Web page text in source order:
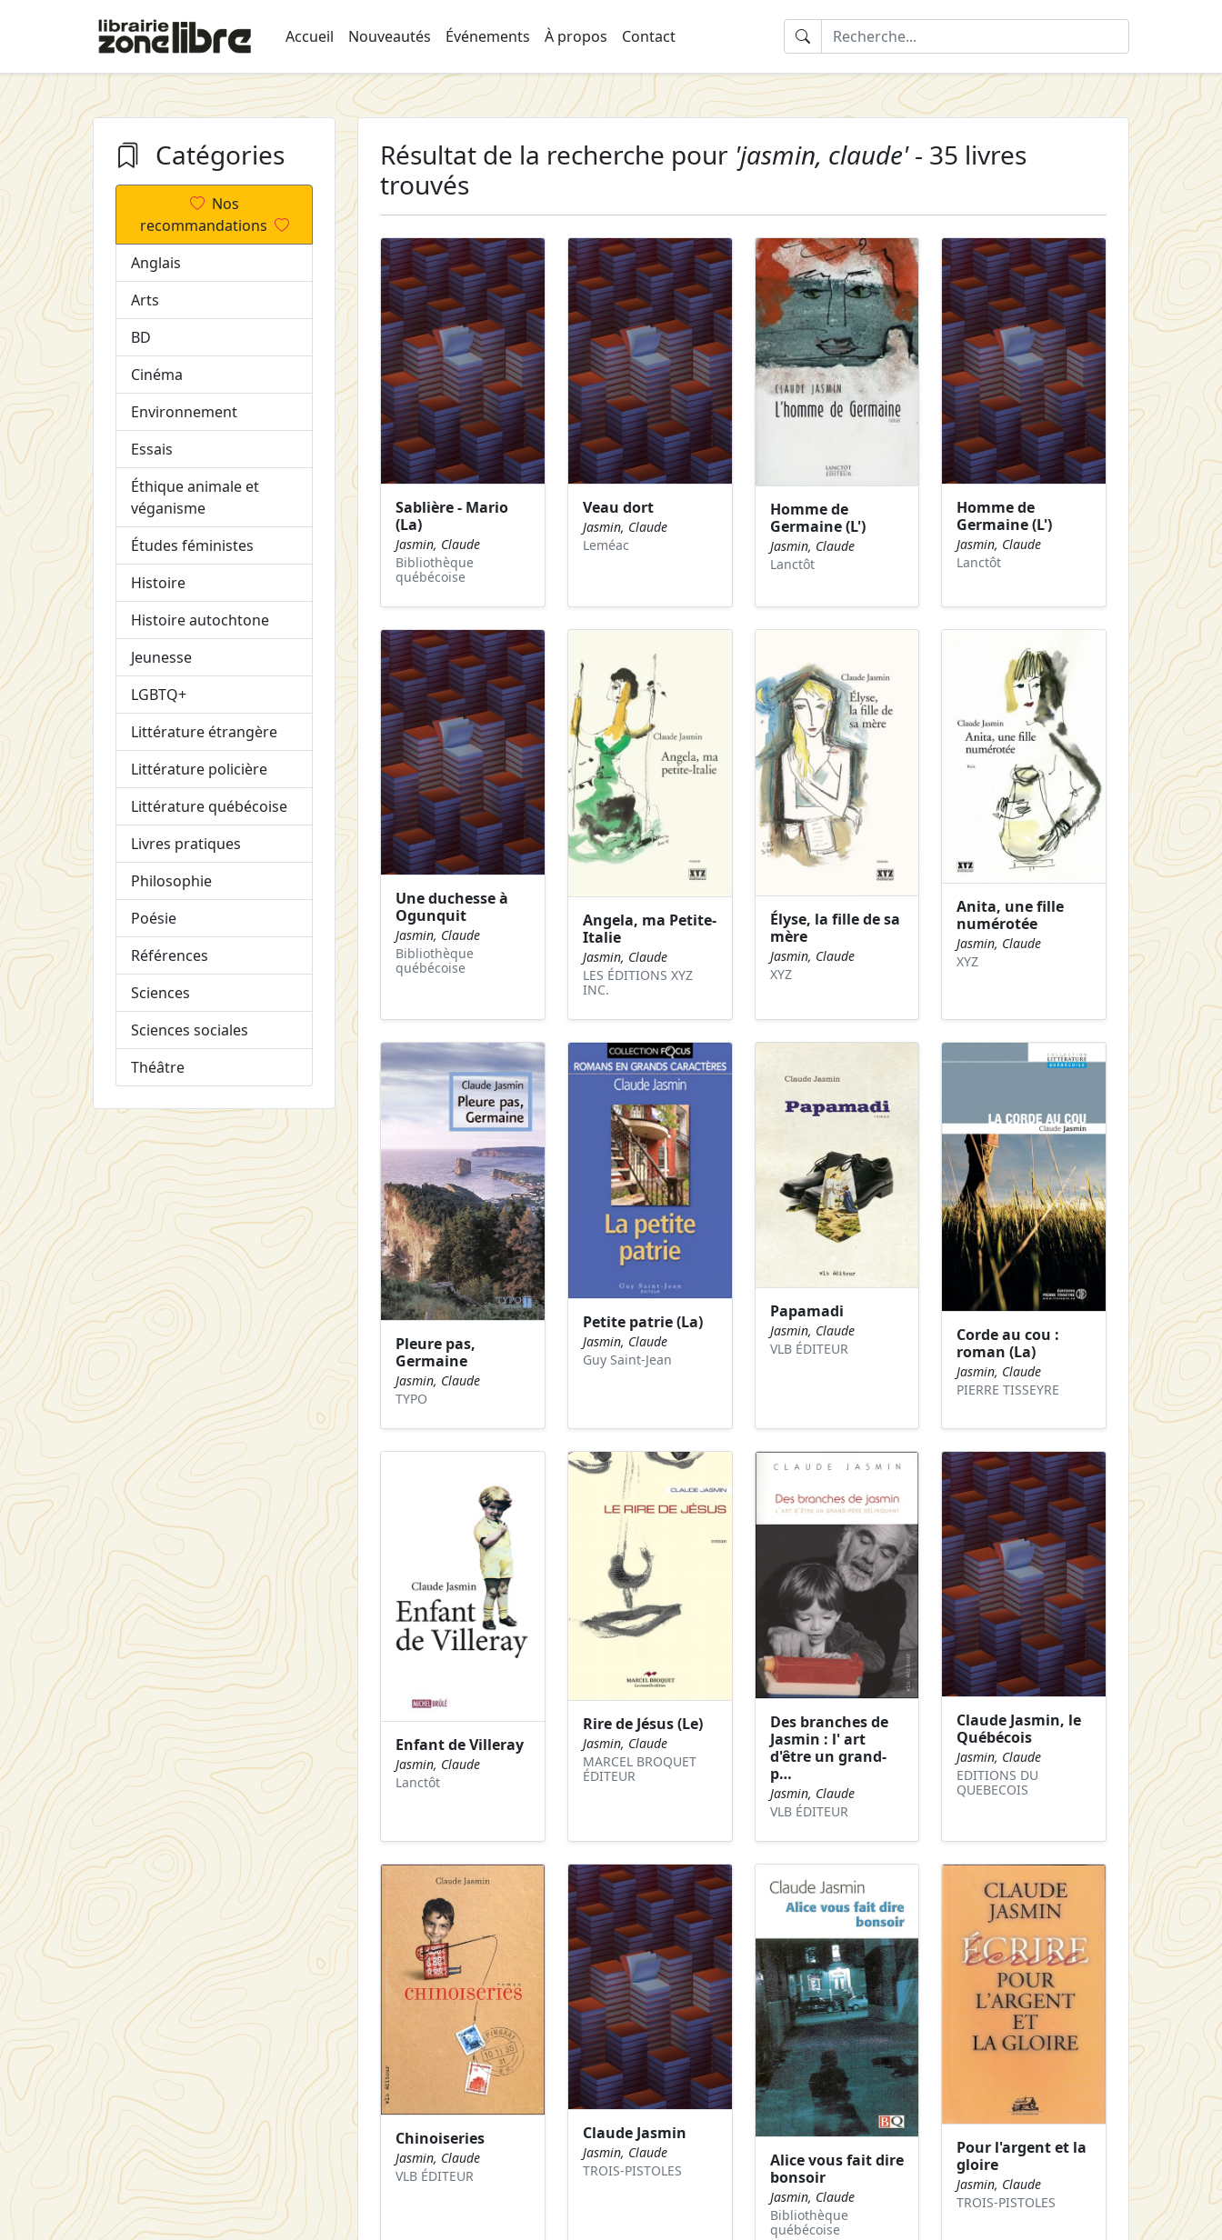
Accueil Nouveautés Événements À propos Contact
Catégories
Nos
recommandations
Anglais
Arts
BD
Cinéma
Environnement
Essais
Éthique animale et
véganisme
Études féministes
Histoire
Histoire autochtone
Jeunesse
LGBTQ+
Littérature étrangère
Littérature policière
Littérature québécoise
Livres pratiques
Philosophie
Poésie
Références
Sciences
Sciences sociales
Théâtre
Résultat de la recherche pour 'jasmin, claude'- 35 livres
trouvés
Sablière - Mario
(La)
Jasmin, Claude
Bibliothèque
québécoise
Veau dort
Jasmin, Claude
Leméac
Homme de
Germaine (L')
Jasmin, Claude
Lanctôt
Homme de
Germaine (L')
Jasmin, Claude
Lanctôt
Une duchesse à
Ogunquit
Jasmin, Claude
Bibliothèque
québécoise
Angela, ma Petite-
Italie
Jasmin, Claude
LES ÉDITIONS XYZ
INC.
Élyse, la fille de sa
mère
Jasmin, Claude
XYZ
Anita, une fille
numérotée
Jasmin, Claude
XYZ
Pleure pas,
Germaine
Jasmin, Claude
TYPO
Petite patrie (La)
Jasmin, Claude
Guy Saint-Jean
Papamadi
Jasmin, Claude
VLB ÉDITEUR
Corde au cou :
roman (La)
Jasmin, Claude
PIERRE TISSEYRE
Enfant de Villeray
Jasmin, Claude
Lanctôt
Rire de Jésus (Le)
Jasmin, Claude
MARCEL BROQUET
ÉDITEUR
Des branches de
Jasmin : l' art
d'être un grand-
p…
Jasmin, Claude
VLB ÉDITEUR
Claude Jasmin, le
Québécois
Jasmin, Claude
EDITIONS DU
QUEBECOIS
Chinoiseries
Jasmin, Claude
VLB ÉDITEUR
Claude Jasmin
Jasmin, Claude
TROIS-PISTOLES
Alice vous fait dire
bonsoir
Jasmin, Claude
Bibliothèque
québécoise
Pour l'argent et la
gloire
Jasmin, Claude
TROIS-PISTOLES